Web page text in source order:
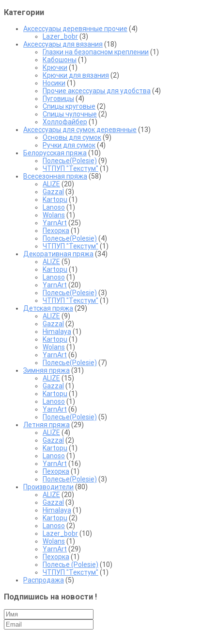
Категории
Аксессуары деревянные прочие (4)
Lazer_bobr(3)
Аксессуары для вязания (18)
Глазки на безопасном креплении (1)
Кабошоны (1)
Крючки (1)
Крючки для вязания (2)
Носики (1)
Прочие аксессуары для удобства (4)
Пуговицы (4)
Спицы круговые (2)
Спицы чулочные (2)
Холлофайбер (1)
Аксессуары для сумок деревянные (13)
Основы для сумок(9)
Ручки для сумок(4)
Белорусская пряжа (10)
Полесье(Polesie) (9)
ЧТПУП "Текстум" (1)
Всесезонная пряжа (58)
ALIZE (20)
Gazzal (3)
Kartopu (1)
Lanoso (1)
Wolans (1)
YarnArt (25)
Пехорка (1)
Полесье(Polesie) (4)
ЧТПУП "Текстум" (1)
Декоративная пряжа (34)
ALIZE (5)
Kartopu (1)
Lanoso (1)
YarnArt (20)
Полесье(Polesie) (3)
ЧТПУП "Текстум" (1)
Детская пряжа (29)
ALIZE (9)
Gazzal (2)
Himalaya (1)
Kartopu (1)
Wolans (1)
YarnArt (6)
Полесье(Polesie) (7)
Зимняя пряжа (31)
ALIZE (15)
Gazzal (1)
Kartopu (1)
Lanoso (1)
YarnArt (6)
Полесье(Polesie) (5)
Летняя пряжа (29)
ALIZE (4)
Gazzal (2)
Kartopu (1)
Lanoso (1)
YarnArt (16)
Пехорка (1)
Полесье(Polesie) (3)
Производители (80)
ALIZE (20)
Gazzal (3)
Himalaya (1)
Kartopu (2)
Lanoso (2)
Lazer_bobr(10)
Wolans (1)
YarnArt (29)
Пехорка (1)
Полесье (Polesie) (10)
ЧТПУП "Текстум" (1)
Распродажа (5)
Подпишись на новости !